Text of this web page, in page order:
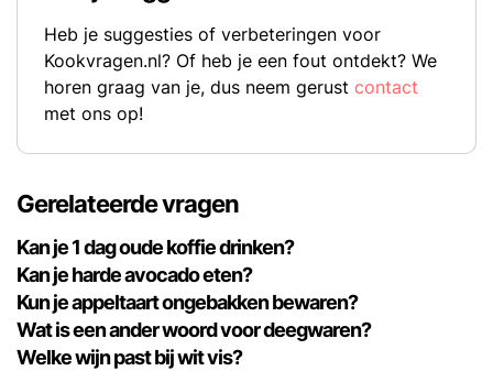
Heb je suggesties of verbeteringen voor
Kookvragen.nl? Of heb je een fout ontdekt? We
horen graag van je, dus neem gerust contact
met ons op!
Gerelateerde vragen
Kan je 1 dag oude koffie drinken?
Kan je harde avocado eten?
Kun je appeltaart ongebakken bewaren?
Wat is een ander woord voor deegwaren?
Welke wijn past bij wit vis?